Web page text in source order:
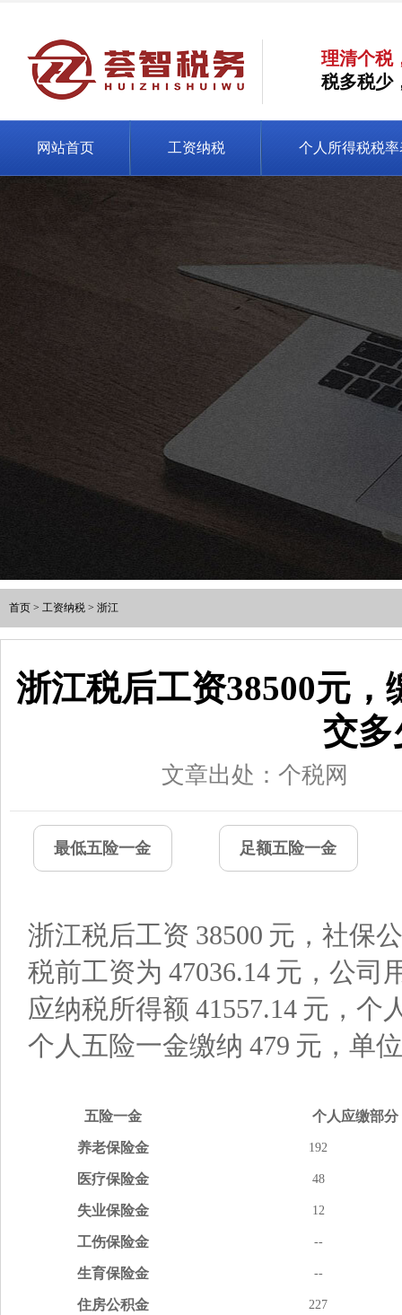
理清个税
税多税少
网站首页 工资纳税 个人所得税税率
首页 > 工资纳税 > 浙江
浙江税后工资38500元
交多
文章出处：个税网
最低五险一金 足额五险一金
浙江税后工资 38500 元，社保
税前工资为 47036.14元，公司
应纳税所得额 41557.14元，个
个人五险一金缴纳 479 元，单
五险一金 个人应缴部分
养老保险金 192
医疗保险金 48
失业保险金 12
工伤保险金 --
生育保险金 --
住房公积金 227